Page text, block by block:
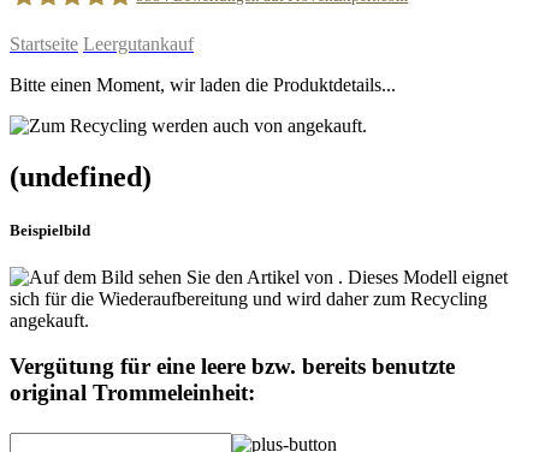
Startseite Leergutankauf
Bitte einen Moment, wir laden die Produktdetails...
(undefined)
Beispielbild
Vergütung für eine leere bzw. bereits benutzte
original Trommeleinheit: